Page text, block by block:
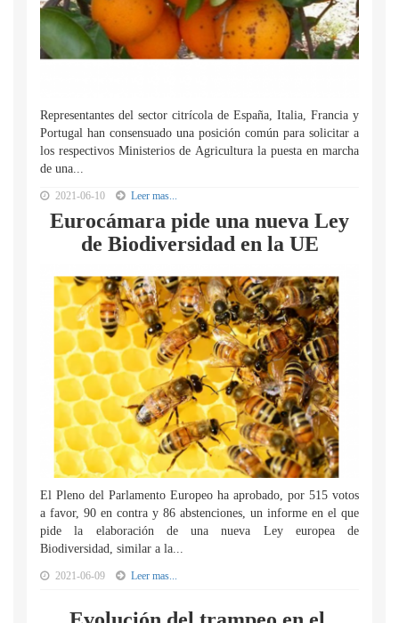
Representantes del sector citrícola de España, Italia, Francia y
Portugal han consensuado una posición común para solicitar a
los respectivos Ministerios de Agricultura la puesta en marcha
de una...
2021-06-10 Leer mas...
Eurocámara pide una nueva Ley
de Biodiversidad en la UE
El Pleno del Parlamento Europeo ha aprobado, por 515 votos
a favor, 90 en contra y 86 abstenciones, un informe en el que
pide la elaboración de una nueva Ley europea de
Biodiversidad, similar a la...
2021-06-09 Leer mas...